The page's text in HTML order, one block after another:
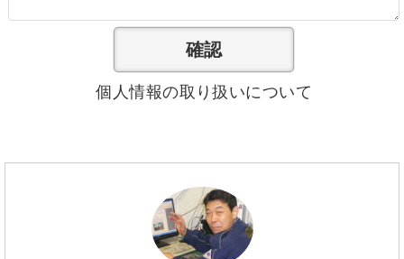
個人情報の取り扱いについて